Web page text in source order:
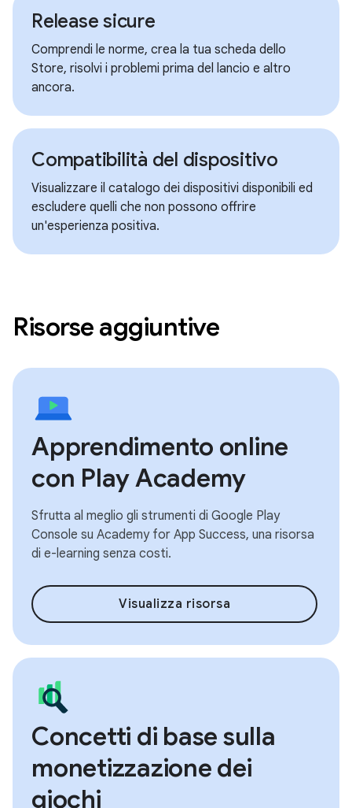
Release sicure
Comprendi le norme, crea la tua scheda dello
Store, risolvi i problemi prima del lancio e altro
ancora.
Compatibilità del dispositivo
Visualizzare il catalogo dei dispositivi disponibili ed
escludere quelli che non possono offrire
un'esperienza positiva.
Risorse aggiuntive
Apprendimento online
con Play Academy
Sfrutta al meglio gli strumenti di Google Play
Console su Academy for App Success, una risorsa
di e-learning senza costi.
Visualizza risorsa
Concetti di base sulla
monetizzazione dei
giochi